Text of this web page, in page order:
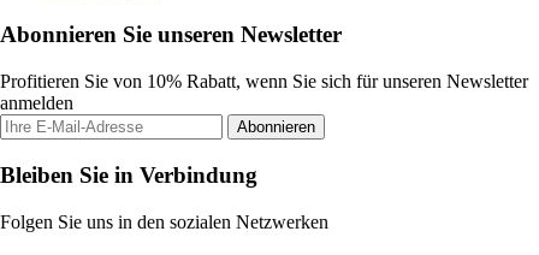
Abonnieren Sie unseren Newsletter
Profitieren Sie von 10% Rabatt, wenn Sie sich für unseren Newsletter
anmelden
Abonnieren
Bleiben Sie in Verbindung
Folgen Sie uns in den sozialen Netzwerken